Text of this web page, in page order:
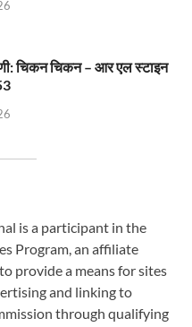
चिकन चिकन – आर एल स्टाइन
is a participant in the
Program, an affiliate
provide a means for sites
and linking to
through qualifying